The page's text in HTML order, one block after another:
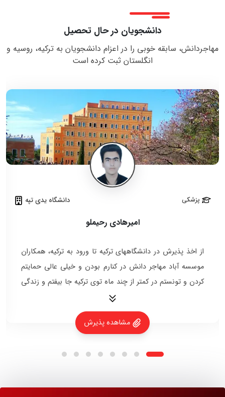
دانشجویان در حال تحصیل
مهاجردانش، سابقه خوبی را در اعزام دانشجویان به ترکیه، روسیه و
انگلستان ثبت کرده است
پزشکی دانشگاه یدی تپه
امیرهادی رحیملو
از اخذ پذیرش در دانشگاههای ترکیه تا ورود به ترکیه، همکاران
موسسه آباد مهاجر دانش در کنارم بودن و خیلی عالی حمایتم
کردن و تونستم در کمتر از چند ماه توی ترکیه جا بیفتم و زندگی
کنم.
مشاهده پذیرش